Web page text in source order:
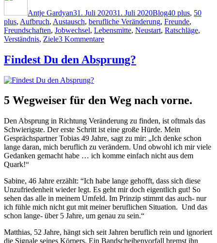
Freunde?“Antje Gardyan31. Juli 202031. Juli 2020Blog40 plus, 50
plus, Aufbruch, Austausch, berufliche Veränderung, Freunde,
Freundschaften, Jobwechsel, Lebensmitte, Neustart, Ratschläge,
Verständnis, Ziele3 Kommentarezu
Du
Findest Du den Absprung?
5 Wegweiser für den Weg nach vorne.
Den Absprung in Richtung Veränderung zu finden, ist oftmals das
Schwierigste. Der erste Schritt ist eine große Hürde. Mein
Gesprächspartner Tobias 49 Jahre, sagt zu mir: „Ich denke schon
lange daran, mich beruflich zu verändern. Und obwohl ich mir viele
Gedanken gemacht habe … ich komme einfach nicht aus dem
Quark!“
Sabine, 46 Jahre erzählt: “Ich habe lange gehofft, dass sich diese
Unzufriedenheit wieder legt. Es geht mir doch eigentlich gut! So
sehen das alle in meinem Umfeld. Im Prinzip stimmt das auch- nur
ich fühle mich nicht gut mit meiner beruflichen Situation. Und das
schon lange- über 5 Jahre, um genau zu sein.“
Matthias, 52 Jahre, hängt sich seit Jahren beruflich rein und ignoriert
die Signale seines Körpers. Ein Bandscheibenvorfall bremst ihn